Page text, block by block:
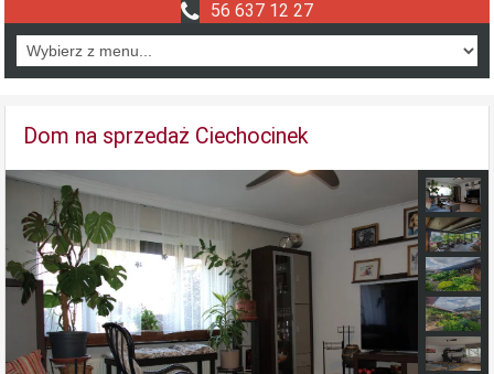
56 637 12 27
Dom na sprzedaż Ciechocinek